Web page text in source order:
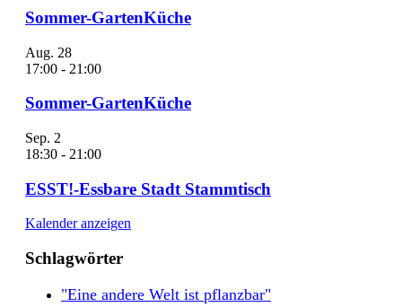
Sommer-GartenKüche
Aug. 28
17:00 - 21:00
Sommer-GartenKüche
Sep. 2
18:30 - 21:00
ESST!-Essbare Stadt Stammtisch
Kalender anzeigen
Schlagwörter
"Eine andere Welt ist pflanzbar"